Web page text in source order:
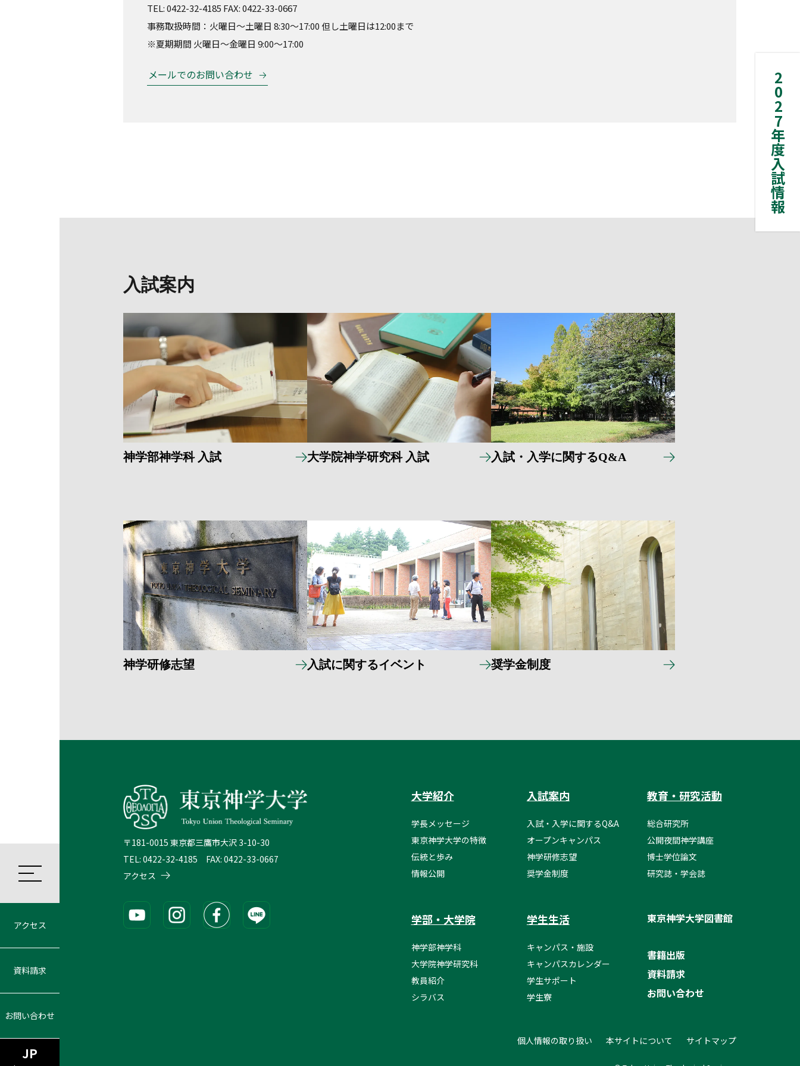
アクセス
資料請求
お問い合わせ
JP
2027年度入試情報
TEL: 0422-32-4185 FAX: 0422-33-0667
事務取扱時間：火曜日～土曜日 8:30～17:00 但し土曜日は12:00まで
※夏期期間 火曜日～金曜日 9:00～17:00
メールでのお問い合わせ
入試案内
神学部神学科 入試 大学院神学研究科 入試 入試・入学に関するQ&A
神学研修志望 入試に関するイベント 奨学金制度
〒181-0015 東京都三鷹市大沢 3-10-30
TEL: 0422-32-4185 FAX: 0422-33-0667
アクセス
大学紹介
学長メッセージ
東京神学大学の特徴
伝統と歩み
情報公開
入試案内
入試・入学に関するQ&A
オープンキャンパス
神学研修志望
奨学金制度
教育・研究活動
総合研究所
公開夜間神学講座
博士学位論文
研究誌・学会誌
学部・大学院
神学部神学科
大学院神学研究科
教員紹介
シラバス
学生生活
キャンパス・施設
キャンパスカレンダー
学生サポート
学生寮
東京神学大学図書館
書籍出版
資料請求
お問い合わせ
個人情報の取り扱い 本サイトについて サイトマップ